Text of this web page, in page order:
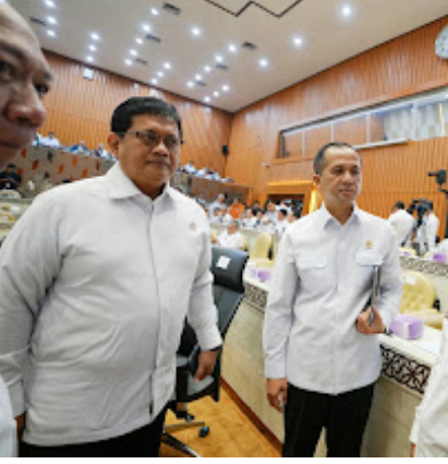
Anggota DPR Dorong Pemerintah Siasati
Ekspor, dan Hilirisasi
Kebijakan Strategis Pemerintah Topang Kenaikan
Distribusi Buku Harus Dibarengi dengan Gerakan
Waketum MUI Dukung Perampasan Aset Koruptor
Membebaskan sektor Riil dari Tekanan Merawat
Media Guangzhou Hadapi Generasi Digital